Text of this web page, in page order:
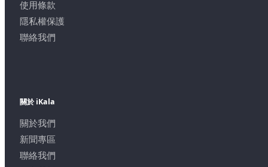
使用條款
隱私權保護
聯絡我們
關於 iKala
關於我們
新聞專區
聯絡我們